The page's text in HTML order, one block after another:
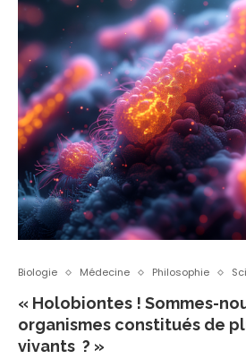
Biologie Médecine Philosophie
« Holobiontes ! Sommes-
organismes constitués de
vivants ? »